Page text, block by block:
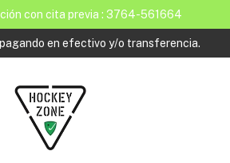
con cita previa : 3764-561664
en efectivo y/o transferencia.